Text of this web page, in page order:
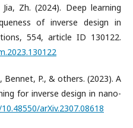
Zh. (2024). Deep learning
of inverse design in
554, article ID 130122.
Bennet, P., & others. (2023). A
for inverse design in nano-
arXiv.2307.08618